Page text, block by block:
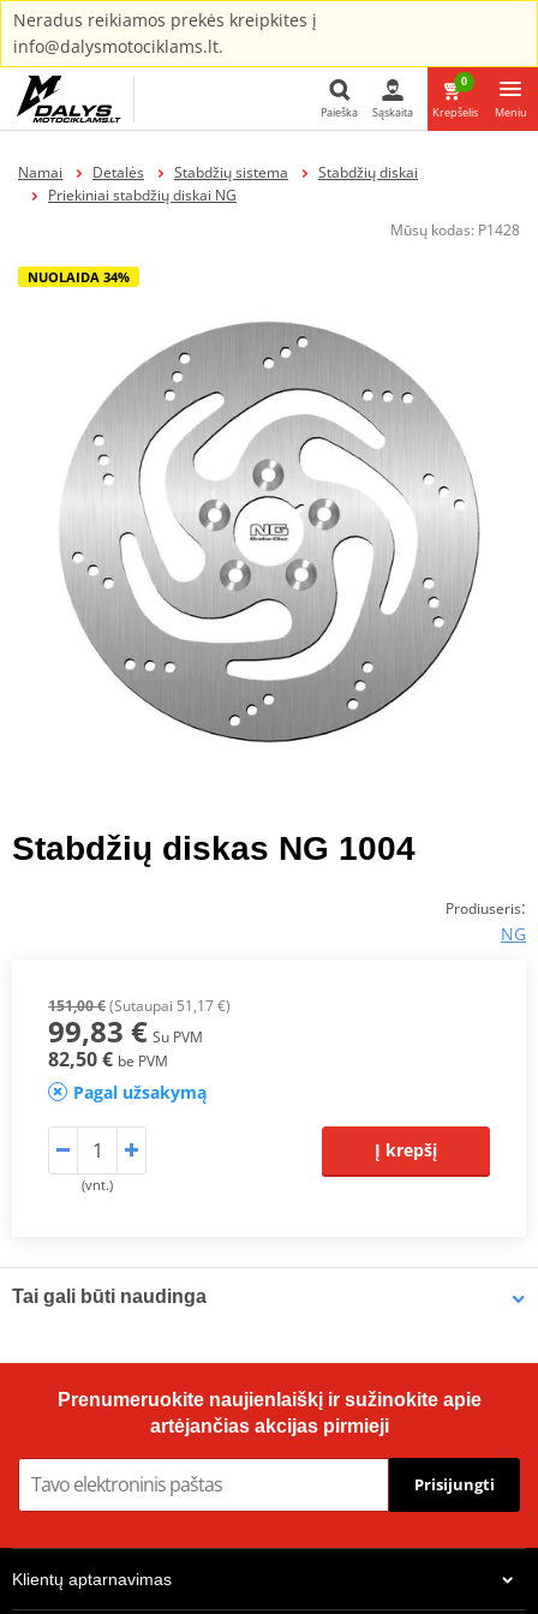
Neradus reikiamos prekės kreipkites į
info@dalysmotociklams.lt.
Paieška Sąskaita
0
Krepšelis Meniu
Namai Detalės Stabdžių sistema
Stabdžių diskai
Priekiniai stabdžių diskai NG
Mūsų kodas: P1428
NUOLAIDA 34%
Stabdžių diskas NG 1004
Prodiuseris:
NG
151,00 €(Sutaupai 51,17 €)
99,83 € Su PVM
82,50 € be PVM
Pagal užsakymą
(vnt.)
Į krepšį
Tai gali būti naudinga
ml (ideal for workshops)
Prenumeruokite naujienlaiškį ir sužinokite apie
artėjančias akcijas pirmieji
Prisijungti
Klientų aptarnavimas